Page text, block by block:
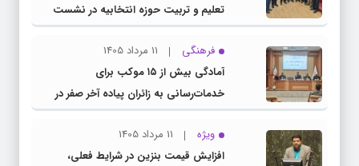
تعلیم و تربیت حوزه انتخابیه در نشست
مشترک عضو کمیسیون آموزش مجلس با
مدیرکل آموزش و پرورش خراسان رضوی
فرهنگی
11 مرداد 1405
آمادگی بیش از ۱۵ موکب برای
خدمات‌رسانی به زائران پیاده آخر صفر در
شهرستان چناران
ویژه
11 مرداد 1405
افزایش قیمت بنزین در شرایط فعلی،